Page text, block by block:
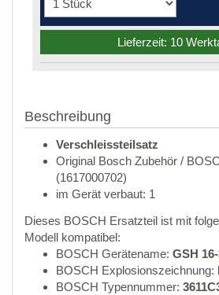
Lieferzeit: 10
Beschreibung
Verschleissteilsatz
Original Bosch Zubehör /
(1617000702)
im Gerät verbaut: 1
Dieses BOSCH Ersatzteil ist mit
Modell kompatibel:
BOSCH Gerätename: GSH
BOSCH Explosionszeichnung:
BOSCH Typennummer: